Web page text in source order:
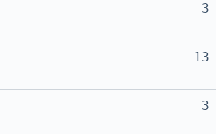
3
13
3